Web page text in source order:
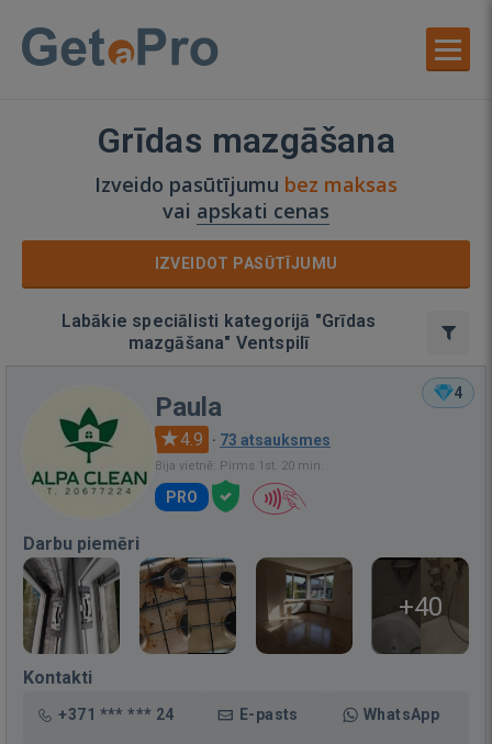
Grīdas mazgāšana
Izveido pasūtījumu bez maksas
vai apskati cenas
IZVEIDOT PASŪTĪJUMU
Labākie speciālisti kategorijā "Grīdas
mazgāšana" Ventspilī
4
Paula
4.9 · 73 atsauksmes
Bija vietnē: Pirms 1st. 20 min.
PRO
Darbu piemēri
+40
Kontakti
+371 *** *** 24 E-pasts WhatsApp